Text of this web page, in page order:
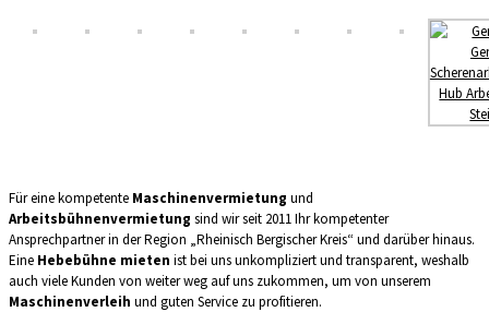
Für eine kompetente Maschinenvermietung und
Arbeitsbühnenvermietung sind wir seit 2011 Ihr kompetenter
Ansprechpartner in der Region „Rheinisch Bergischer Kreis“ und darüber hinaus.
Eine Hebebühne mieten ist bei uns unkompliziert und transparent, weshalb
auch viele Kunden von weiter weg auf uns zukommen, um von unserem
Maschinenverleih und guten Service zu profitieren.